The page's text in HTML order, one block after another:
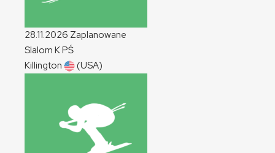
28.11.2026 Zaplanowane
Slalom KPŚ
Killington
(USA)